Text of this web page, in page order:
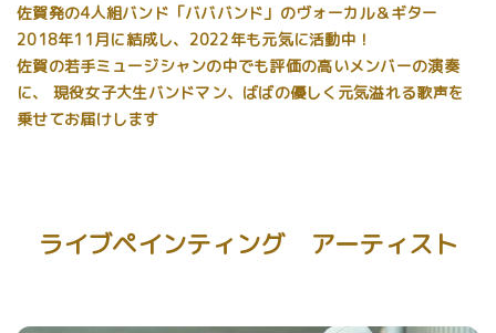
佐賀発の4人組バンド「バババンド」のヴォーカル＆ギター
2018年11月に結成し、2022年も元気に活動中！
佐賀の若手ミュージシャンの中でも評価の高いメンバーの演奏
に、 現役女子大生バンドマン、ばばの優しく元気溢れる歌声を
乗せてお届けします
ライブペインティング アーティスト